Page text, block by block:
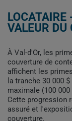
LOCATAIRE
VALEUR DU
À Val-d'Or, les
couverture de
affichent les
la tranche 30 000
maximale (100
Cette progression
assuré et
couverture.